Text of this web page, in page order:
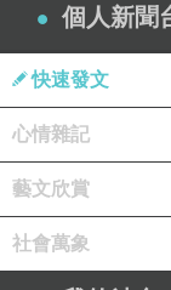
【 註 】
『 東壁圖書府, 西
於麗正殿書院宴賦
個人新聞
快速發文
心情雜記
藝文欣賞
社會萬象